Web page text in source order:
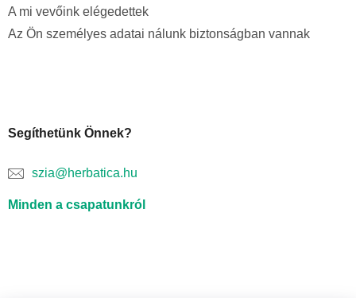
A mi vevőink elégedettek
Az Ön személyes adatai nálunk biztonságban vannak
Segíthetünk Önnek?
szia@herbatica.hu
Minden a csapatunkról